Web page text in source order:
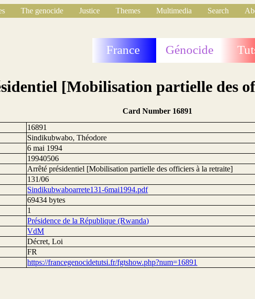
The genocide Justice Themes Multimedia Search
France Génocide
[Mobilisation partielle des
Card Number 16891
16891
Sindikubwabo, Théodore
6 mai 1994
19940506
Arrêté présidentiel [Mobilisation partielle des officiers à la retraite]
131/06
Sindikubwaboarrete131-6mai1994.pdf
69434 bytes
1
Présidence de la République (Rwanda)
VdM
Décret, Loi
FR
https://francegenocidetutsi.fr/fgtshow.php?num=16891